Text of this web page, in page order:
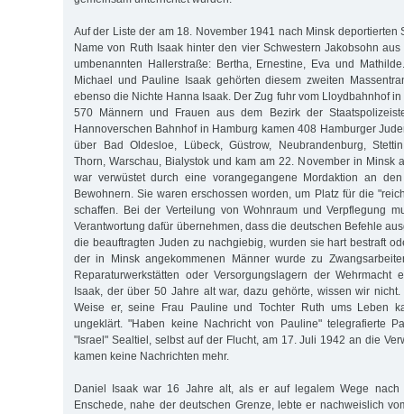
Auf der Liste der am 18. November 1941 nach Minsk deportierten
Name von Ruth Isaak hinter den vier Schwestern Jakobsohn aus
umbenannten Hallerstraße: Bertha, Ernestine, Eva und
Michael und Pauline Isaak gehörten diesem zweiten
ebenso die Nichte Hanna Isaak. Der Zug fuhr vom Lloydbahnhof
570 Männern und Frauen aus dem Bezirk der
Hannoverschen Bahnhof in Hamburg kamen 408 Hamburger
über Bad Oldesloe, Lübeck, Güstrow, Neubrandenburg,
Thorn, Warschau, Bialystok und kam am 22. November in Minsk
war verwüstet durch eine vorangegangene Mordaktion an
Bewohnern. Sie waren erschossen worden, um Platz für die
schaffen. Bei der Verteilung von Wohnraum und Verpflegung
Verantwortung dafür übernehmen, dass die deutschen Befehle
die beauftragten Juden zu nachgiebig, wurden sie hart bestraft
der in Minsk angekommenen Männer wurde zu
Reparaturwerkstätten oder Versorgungslagern der Wehrmacht
Isaak, der über 50 Jahre alt war, dazu gehörte, wissen wir
Weise er, seine Frau Pauline und Tochter Ruth ums Leben
ungeklärt. "Haben keine Nachricht von Pauline" telegrafierte
"Israel" Sealtiel, selbst auf der Flucht, am 17. Juli 1942 an die
kamen keine Nachrichten mehr.
Daniel Isaak war 16 Jahre alt, als er auf legalem Wege nach
Enschede, nahe der deutschen Grenze, lebte er nachweislich